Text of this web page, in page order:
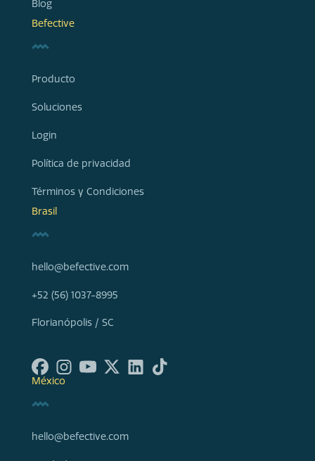
Blog
Befective
Producto
Soluciones
Login
Política de privacidad
Términos y Condiciones
Brasil
hello@befective.com
+52 (56) 1037-8995
Florianópolis / SC
México
hello@befective.com